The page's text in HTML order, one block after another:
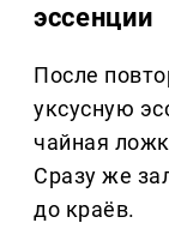
эссенции
После
уксусную
чайная
Сразу же
до краёв.